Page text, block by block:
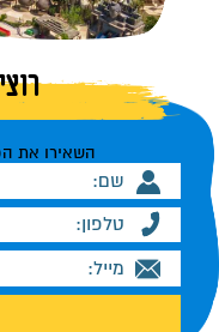
השאירו את